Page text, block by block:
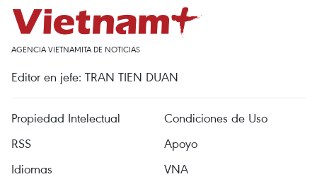
AGENCIA VIETNAMITA DE NOTICIAS
Editor en jefe: TRAN TIEN DUAN
Propiedad Intelectual
Condiciones de Uso
RSS
Apoyo
Idiomas
VNA